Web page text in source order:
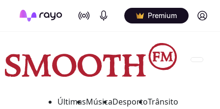
On Air Podcasts Premium Log in
ÚltimasMúsicaDesportoTrânsito